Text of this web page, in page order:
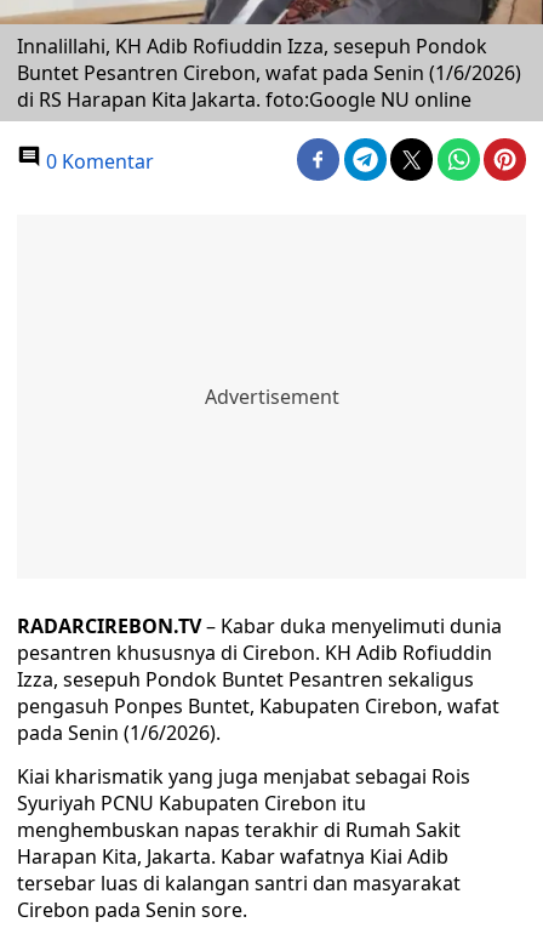
Innalillahi, KH Adib Rofiuddin Izza, sesepuh Pondok
Buntet Pesantren Cirebon, wafat pada Senin (1/6/2026)
di RS Harapan Kita Jakarta. foto:Google NU online
0 Komentar
RADARCIREBON.TV– Kabar duka menyelimuti dunia
pesantren khususnya di Cirebon. KH Adib Rofiuddin
Izza, sesepuh Pondok Buntet Pesantren sekaligus
pengasuh Ponpes Buntet, Kabupaten Cirebon, wafat
pada Senin (1/6/2026).
Kiai kharismatik yang juga menjabat sebagai Rois
Syuriyah PCNU Kabupaten Cirebon itu
menghembuskan napas terakhir di Rumah Sakit
Harapan Kita, Jakarta. Kabar wafatnya Kiai Adib
tersebar luas di kalangan santri dan masyarakat
Cirebon pada Senin sore.